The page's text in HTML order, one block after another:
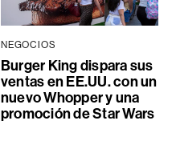
NEGOCIOS
Burger King dispara sus
ventas en EE.UU. con un
nuevo Whopper y una
promoción de Star Wars